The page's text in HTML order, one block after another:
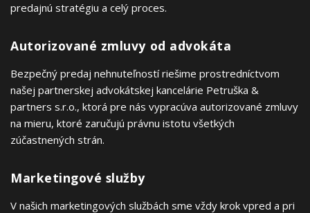
predajnú stratégiu a celý proces.
Autorizované zmluvy od advokáta
Bezpečný predaj nehnuteľností riešime prostredníctvom
našej partnerskej advokátskej kancelárie Petruška &
partners s.r.o., ktorá pre nás vypracúva autorizované zmluvy
na mieru, ktoré zaručujú právnu istotu všetkých
zúčastnených strán.
Marketingové služby
V našich marketingových službách sme vždy krok vpred a pri